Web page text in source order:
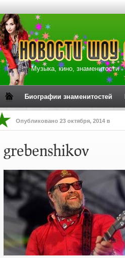
Музыка, кино, знаменитости
Биографии знаменитостей
Опубликовано 23 октября, 2014 в
grebenshikov